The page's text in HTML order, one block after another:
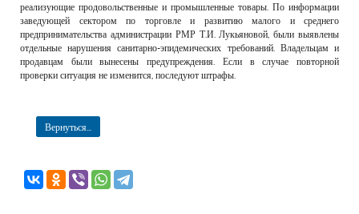
реализующие продовольственные и промышленные товары. По информации
заведующей сектором по торговле и развитию малого и среднего
предпринимательства администрации РМР Т.И. Лукьяновой, были выявлены
отдельные нарушения санитарно-эпидемических требований. Владельцам и
продавцам были вынесены предупреждения. Если в случае повторной
проверки ситуация не изменится, последуют штрафы.
Вернуться...